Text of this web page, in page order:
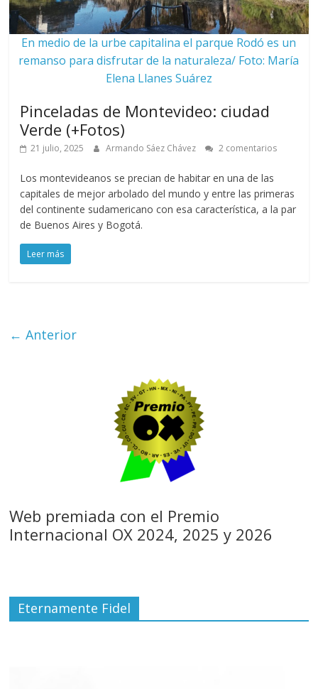
En medio de la urbe capitalina el parque Rodó es un
remanso para disfrutar de la naturaleza/ Foto: María
Elena Llanes Suárez
Pinceladas de Montevideo: ciudad
Verde (+Fotos)
21 julio, 2025 Armando Sáez Chávez 2 comentarios
Los montevideanos se precian de habitar en una de las
capitales de mejor arbolado del mundo y entre las primeras
del continente sudamericano con esa característica, a la par
de Buenos Aires y Bogotá.
Leer más
← Anterior
Web premiada con el Premio
Internacional OX 2024, 2025 y 2026
Eternamente Fidel